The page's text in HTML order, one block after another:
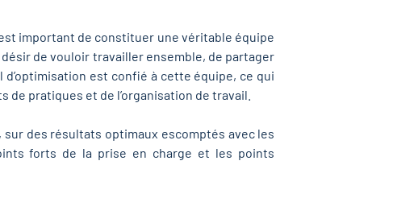
important de constituer une véritable équipe
de vouloir travailler ensemble, de partager
est confié à cette équipe, ce qui
pratiques et de l’organisation de travail.
des résultats optimaux escomptés avec les
forts de la prise en charge et les points